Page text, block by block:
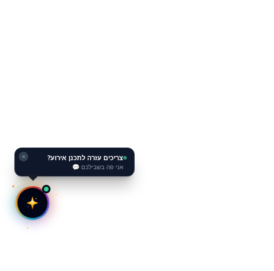
✕ צריכים עזרה לתכנן אירוע?
אני פה בשבילכם 💬